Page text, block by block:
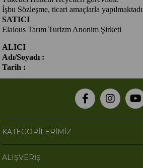
İşbu Sözleşme, ticari amaçlarla
SATICI
Elaious Tarım Turizm Anonim Şirketi
ALICI
Adı/Soyadı :
Tarih :
KATEGORİLERİMİZ
ALIŞVERİŞ